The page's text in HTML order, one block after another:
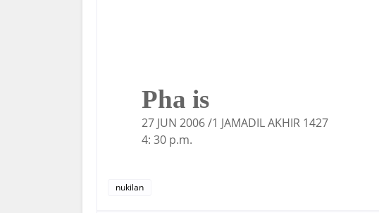
Pha is
27 JUN 2006 /1 JAMADIL AKHIR 1427
4: 30 p.m.
nukilan